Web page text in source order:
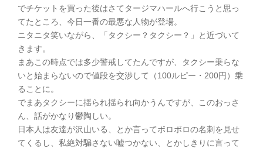
でチケットを買った後はさてタージマハールへ行こうと思っ
てたところ、今日一番の最悪な人物が登場。
ニタニタ笑いながら、「タクシー？タクシー？」と近づいて
きます。
まあこの時点では多少警戒してたんですが、タクシー乗らな
いと始まらないので値段を交渉して（100ルピー・200円）乗
ることに。
でまあタクシーに揺られ揺られ向かうんですが、このおっさ
ん、話がかなり鬱陶しい。
日本人は友達が沢山いる、とか言ってボロボロの名刺を見せ
てくるし、私絶対騙さない嘘つかない、とかしきりに言って